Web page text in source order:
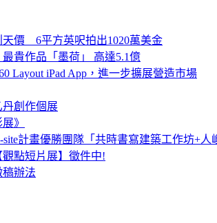
天價 6平方英呎拍出1020萬美金
貴作品「墨荷」 高達5.1億
Layout iPad App，進一步擴展營造市場
丹創作個展
》
計畫優勝團隊「共時書寫建築工作坊+人
點短片展】徵件中!
稿辦法